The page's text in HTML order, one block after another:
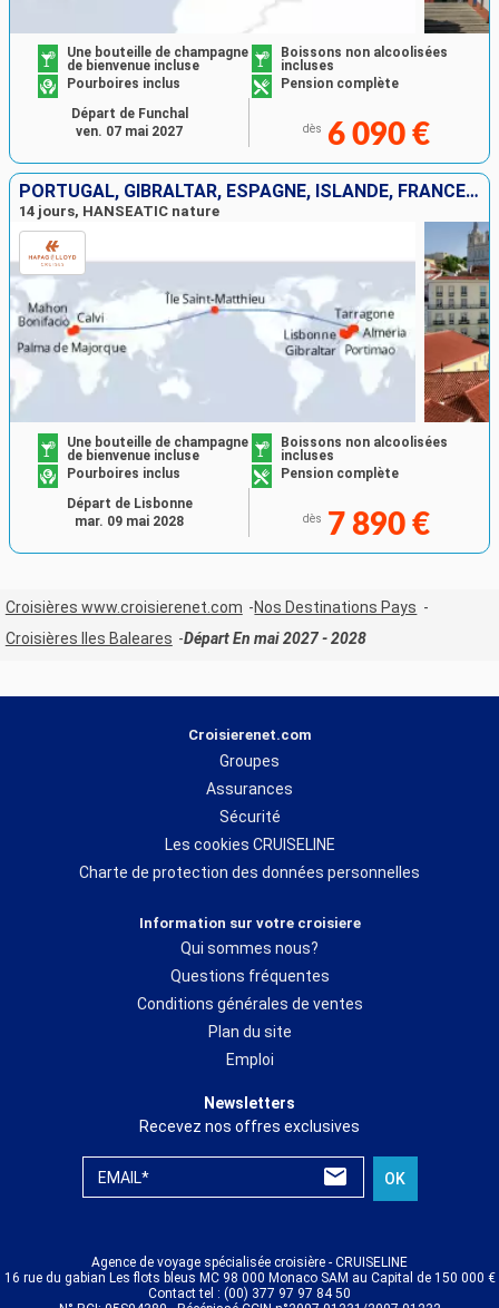
Une bouteille de champagne
de bienvenue incluse
Boissons non alcoolisées
incluses
Pourboires inclus
Pension complète
dès 6 090 €
Départ de Funchal
ven. 07 mai 2027
PORTUGAL, GIBRALTAR, ESPAGNE, ISLANDE, FRANCE, MAJORQUE
14 jours, HANSEATIC nature
Une bouteille de champagne
de bienvenue incluse
Boissons non alcoolisées
incluses
Pourboires inclus
Pension complète
dès 7 890 €
Départ de Lisbonne
mar. 09 mai 2028
Croisières www.croisierenet.com
Nos Destinations Pays
Croisières Iles Baleares
Départ En mai 2027 - 2028
Croisierenet.com
Groupes
Assurances
Sécurité
Les cookies CRUISELINE
Charte de protection des données personnelles
Information sur votre croisiere
Qui sommes nous?
Questions fréquentes
Conditions générales de ventes
Plan du site
Emploi
Newsletters
Recevez nos offres exclusives
EMAIL* OK
Agence de voyage spécialisée croisière - CRUISELINE
16 rue du gabian Les flots bleus MC 98 000 Monaco SAM au Capital de 150 000 €
Contact tel : (00) 377 97 97 84 50